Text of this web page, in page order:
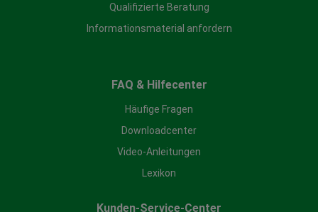
Qualifizierte Beratung
Informationsmaterial anfordern
FAQ & Hilfecenter
Häufige Fragen
Downloadcenter
Video-Anleitungen
Lexikon
Kunden-Service-Center
Details anzeigen
Impressum |Datenschutz